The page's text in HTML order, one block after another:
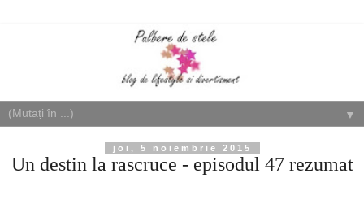
▼
joi, 5 noiembrie 2015
Un destin la rascruce - episodul 47 rezumat